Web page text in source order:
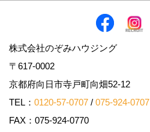
株式会社のぞみハウジング
〒617-0002
京都府向日市寺戸町向畑52-12
TEL： 0120-57-0707 / 075-924-0707
FAX：075-924-0770